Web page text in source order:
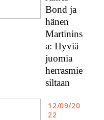
Bond ja
hänen
Martinins
a: Hyviä
juomia
herrasmie
siltaan
12/09/20
22